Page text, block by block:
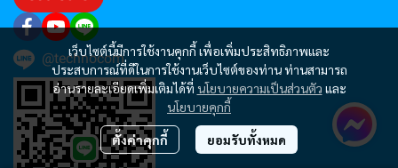
เว็บไซต์นี้มีการใช้งานคุกกี้ เพื่อเพิ่มประสิทธิภาพและ
ประสบการณ์ที่ดีในการใช้งานเว็บไซต์ของท่าน ท่านสามารถ
อ่านรายละเอียดเพิ่มเติมได้ที่ นโยบายความเป็นส่วนตัว และ
นโยบายคุกกี้
ตั้งค่าคุกกี้ ยอมรับทั้งหมด
@technocom